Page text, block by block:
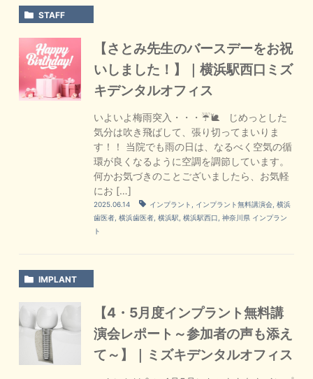
STAFF
【さとみ先生のバースデーをお祝
いしました！】｜横浜駅西口ミズ
キデンタルオフィス
いよいよ梅雨突入・・・☔🐌 じめっとした
気分は吹き飛ばして、張り切ってまいりま
す！！ 当院でも雨の日は、なるべく空気の循
環が良くなるように空調を調節しています。
何かお気づきのことございましたら、お気軽
にお […]
2025.06.14 インプラント インプラント無料講演会 ,横浜
歯医者 ,横浜歯医者 ,横浜駅 ,横浜駅西口 ,神奈川県 インプラン
ト
IMPLANT
【4・5月度インプラント無料講
演会レポート～参加者の声も添え
て～】｜ミズキデンタルオフィス